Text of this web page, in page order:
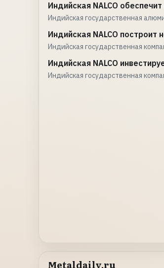
Индийская NALCO
Индийская государственная
Индийская NALCO
Индийская государственная
Индийская NALCO
Индийская государственная
Metaldaily.ru